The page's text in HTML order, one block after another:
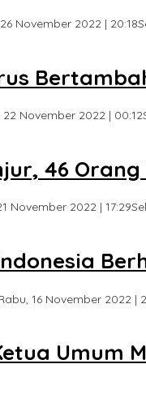
November 2022 | 20:18
22 November 2022 | 00:12
46
November 2022 | 17:29
16 November 2022 |
Umum